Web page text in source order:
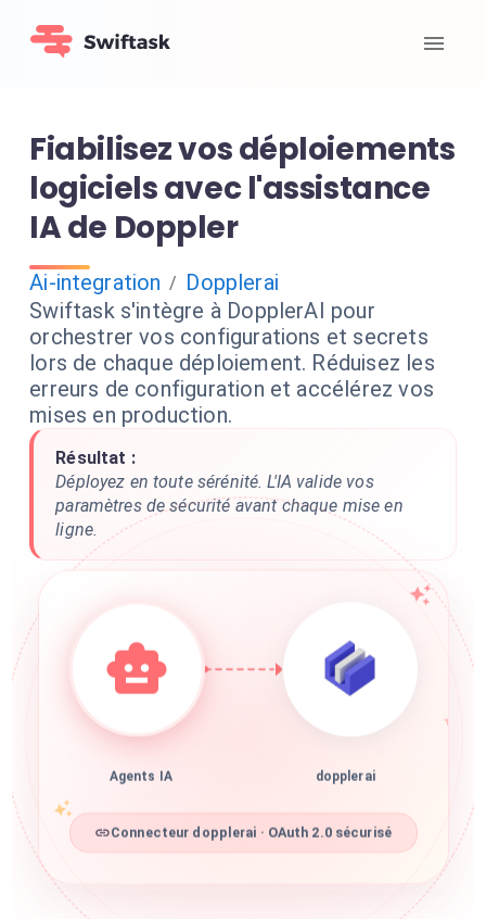
Fiabilisez vos déploiements
logiciels avec l'assistance
IA de Doppler
Ai-integration / Dopplerai
Swiftask s'intègre à DopplerAI pour
orchestrer vos configurations et secrets
lors de chaque déploiement. Réduisez les
erreurs de configuration et accélérez vos
mises en production.
Résultat :
Déployez en toute sérénité. L'IA valide vos
paramètres de sécurité avant chaque mise en
ligne.
Agents IA dopplerai
Connecteur dopplerai · OAuth 2.0 sécurisé